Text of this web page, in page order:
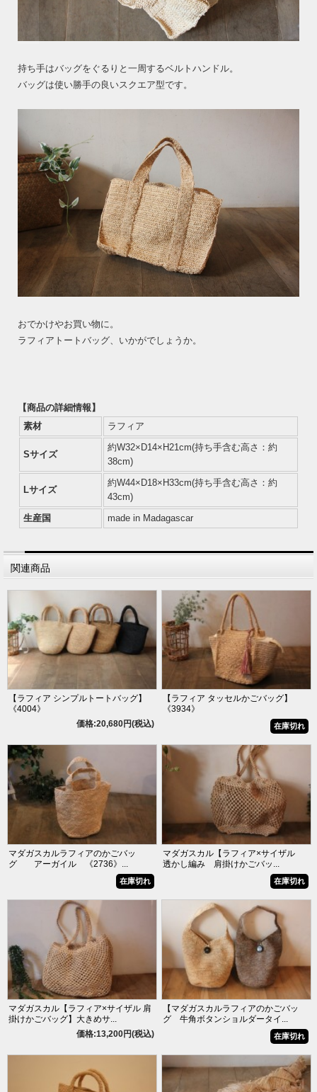
持ち手はバッグをぐるりと一周するベルトハンドル。
バッグは使い勝手の良いスクエア型です。
おでかけやお買い物に。
ラフィアトートバッグ、いかがでしょうか。
【商品の詳細情報】
素材
ラフィア
Sサイズ
約W32×D14×H21cm(持ち手含む高さ：約
38cm)
Lサイズ
約W44×D18×H33cm(持ち手含む高さ：約
43cm)
生産国
made in Madagascar
関連商品
【ラフィア シンプルトートバッグ】
《4004》
価格:20,680円(税込)
【ラフィア タッセルかごバッグ】
《3934》
在庫切れ
マダガスカルラフィアのかごバッ
グ アーガイル 《2736》...
在庫切れ
マダガスカル【ラフィア×サイザル
透かし編み 肩掛けかごバッ...
在庫切れ
マダガスカル【ラフィア×サイザル 肩
掛けかごバッグ】大きめサ...
価格:13,200円(税込)
【マダガスカルラフィアのかごバッ
グ 牛角ボタンショルダータイ...
在庫切れ